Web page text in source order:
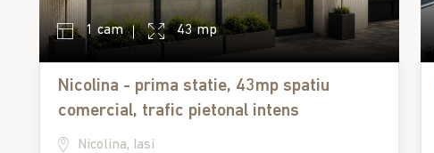
1 cam 43 mp
Nicolina - prima statie, 43mp spatiu
comercial, trafic pietonal intens
Nicolina, Iasi